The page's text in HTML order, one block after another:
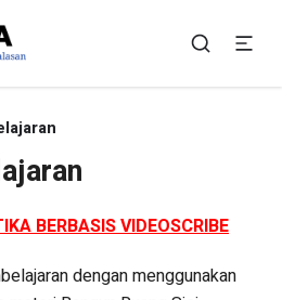
1
1 Kalasan
BERBASIS VIDEOSCRIBE
dengan menggunakan